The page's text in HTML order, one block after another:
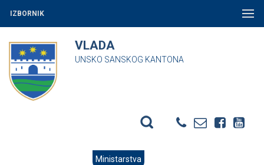
IZBORNIK
VLADA
UNSKO SANSKOG KANTONA
Ministarstva